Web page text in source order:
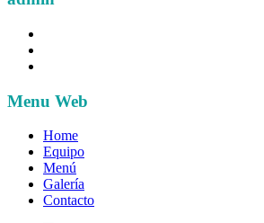
Menu Web
Home
Equipo
Menú
Galería
Contacto